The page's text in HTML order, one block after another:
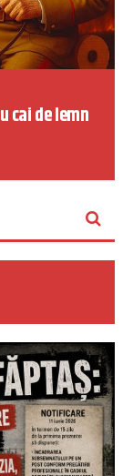
cai de lemn